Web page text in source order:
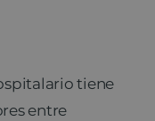
tiene
entre